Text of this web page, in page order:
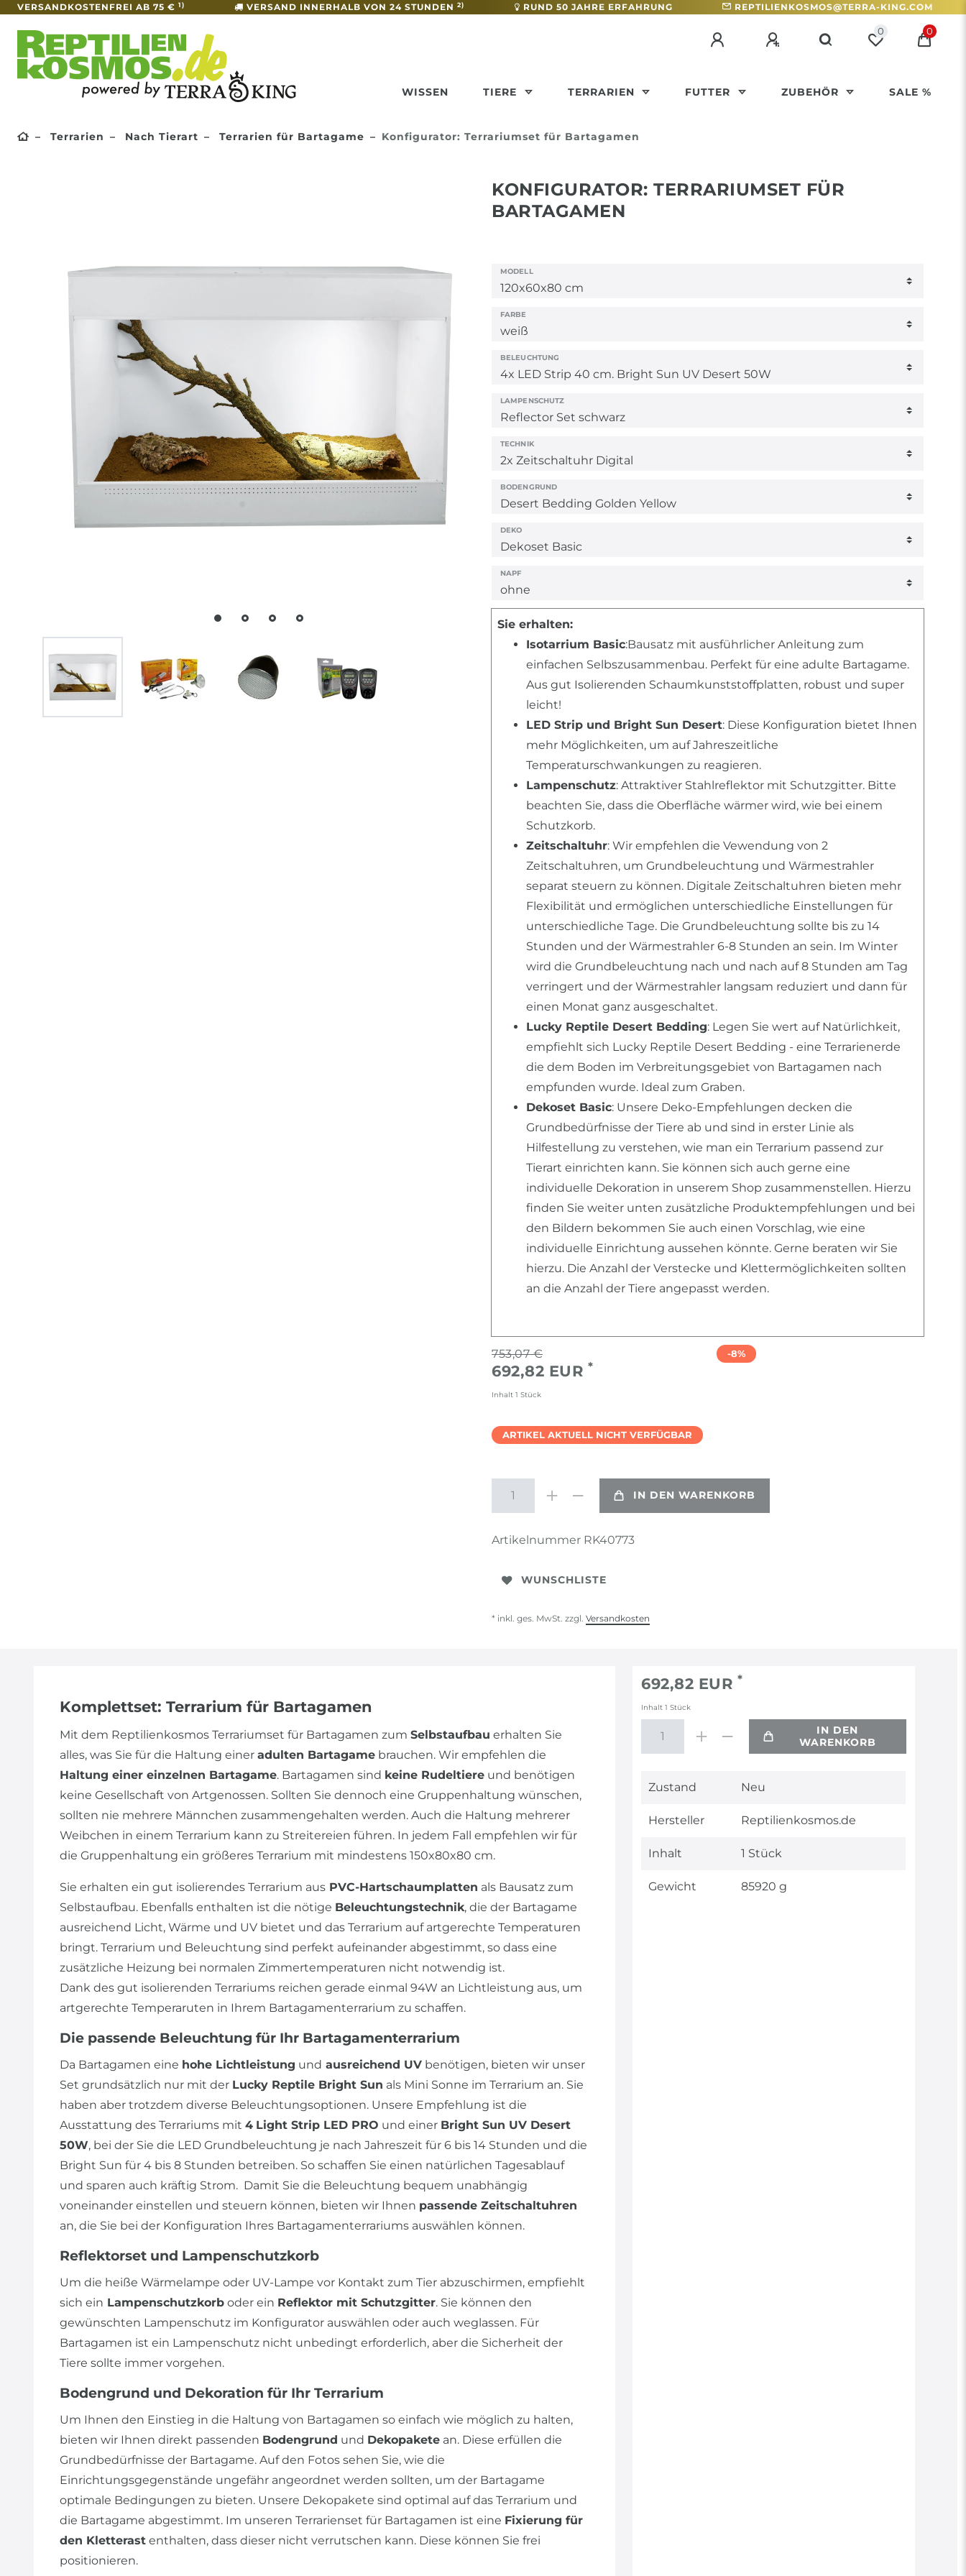
VERSANDKOSTENFREI AB 75 € 1) VERSAND INNERHALB VON 24 STUNDEN 2) RUND 50 JAHRE ERFAHRUNG REPTILIENKOSMOS@TERRA-KING.COM
0 0
WISSEN TIERE TERRARIEN FUTTER ZUBEHÖR SALE %
Terrarien Nach Tierart Terrarien für Bartagame Konfigurator: Terrariumset für Bartagamen
KONFIGURATOR: TERRARIUMSET FÜR
BARTAGAMEN
MODELL
FARBE
BELEUCHTUNG
LAMPENSCHUTZ
TECHNIK
BODENGRUND
DEKO
NAPF
Sie erhalten:
Isotarrium Basic:Bausatz mit ausführlicher Anleitung zum
einfachen Selbszusammenbau. Perfekt für eine adulte Bartagame.
Aus gut Isolierenden Schaumkunststoffplatten, robust und super
leicht!
LED Strip und Bright Sun Desert: Diese Konfiguration bietet Ihnen
mehr Möglichkeiten, um auf Jahreszeitliche
Temperaturschwankungen zu reagieren.
Lampenschutz: Attraktiver Stahlreflektor mit Schutzgitter. Bitte
beachten Sie, dass die Oberfläche wärmer wird, wie bei einem
Schutzkorb.
Zeitschaltuhr: Wir empfehlen die Vewendung von 2
Zeitschaltuhren, um Grundbeleuchtung und Wärmestrahler
separat steuern zu können. Digitale Zeitschaltuhren bieten mehr
Flexibilität und ermöglichen unterschiedliche Einstellungen für
unterschiedliche Tage. Die Grundbeleuchtung sollte bis zu 14
Stunden und der Wärmestrahler 6-8 Stunden an sein. Im Winter
wird die Grundbeleuchtung nach und nach auf 8 Stunden am Tag
verringert und der Wärmestrahler langsam reduziert und dann für
einen Monat ganz ausgeschaltet.
Lucky Reptile Desert Bedding: Legen Sie wert auf Natürlichkeit,
empfiehlt sich Lucky Reptile Desert Bedding - eine Terrarienerde
die dem Boden im Verbreitungsgebiet von Bartagamen nach
empfunden wurde. Ideal zum Graben.
Dekoset Basic: Unsere Deko-Empfehlungen decken die
Grundbedürfnisse der Tiere ab und sind in erster Linie als
Hilfestellung zu verstehen, wie man ein Terrarium passend zur
Tierart einrichten kann. Sie können sich auch gerne eine
individuelle Dekoration in unserem Shop zusammenstellen. Hierzu
finden Sie weiter unten zusätzliche Produktempfehlungen und bei
den Bildern bekommen Sie auch einen Vorschlag, wie eine
individuelle Einrichtung aussehen könnte. Gerne beraten wir Sie
hierzu. Die Anzahl der Verstecke und Klettermöglichkeiten sollten
an die Anzahl der Tiere angepasst werden.
753,07 €
692,82 EUR *
Inhalt 1 Stück
-8%
ARTIKEL AKTUELL NICHT VERFÜGBAR
IN DEN WARENKORB
Artikelnummer RK40773
WUNSCHLISTE
* inkl. ges. MwSt. zzgl. Versandkosten
Komplettset: Terrarium für Bartagamen
Mit dem Reptilienkosmos Terrariumset für Bartagamen zum Selbstaufbau erhalten Sie
alles, was Sie für die Haltung einer adulten Bartagame brauchen. Wir empfehlen die
Haltung einer einzelnen Bartagame. Bartagamen sind keine Rudeltiere und benötigen
keine Gesellschaft von Artgenossen. Sollten Sie dennoch eine Gruppenhaltung wünschen,
sollten nie mehrere Männchen zusammengehalten werden. Auch die Haltung mehrerer
Weibchen in einem Terrarium kann zu Streitereien führen. In jedem Fall empfehlen wir für
die Gruppenhaltung ein größeres Terrarium mit mindestens 150x80x80 cm.
Sie erhalten ein gut isolierendes Terrarium aus PVC-Hartschaumplatten als Bausatz zum
Selbstaufbau. Ebenfalls enthalten ist die nötige Beleuchtungstechnik, die der Bartagame
ausreichend Licht, Wärme und UV bietet und das Terrarium auf artgerechte Temperaturen
bringt. Terrarium und Beleuchtung sind perfekt aufeinander abgestimmt, so dass eine
zusätzliche Heizung bei normalen Zimmertemperaturen nicht notwendig ist.
Dank des gut isolierenden Terrariums reichen gerade einmal 94W an Lichtleistung aus, um
artgerechte Temperaruten in Ihrem Bartagamenterrarium zu schaffen.
Die passende Beleuchtung für Ihr Bartagamenterrarium
Da Bartagamen eine hohe Lichtleistung und ausreichend UV benötigen, bieten wir unser
Set grundsätzlich nur mit der Lucky Reptile Bright Sun als Mini Sonne im Terrarium an. Sie
haben aber trotzdem diverse Beleuchtungsoptionen. Unsere Empfehlung ist die
Ausstattung des Terrariums mit 4 Light Strip LED PRO und einer Bright Sun UV Desert
50W, bei der Sie die LED Grundbeleuchtung je nach Jahreszeit für 6 bis 14 Stunden und die
Bright Sun für 4 bis 8 Stunden betreiben. So schaffen Sie einen natürlichen Tagesablauf
und sparen auch kräftig Strom. Damit Sie die Beleuchtung bequem unabhängig
voneinander einstellen und steuern können, bieten wir Ihnen passende Zeitschaltuhren
an, die Sie bei der Konfiguration Ihres Bartagamenterrariums auswählen können.
Reflektorset und Lampenschutzkorb
Um die heiße Wärmelampe oder UV-Lampe vor Kontakt zum Tier abzuschirmen, empfiehlt
sich ein Lampenschutzkorb oder ein Reflektor mit Schutzgitter. Sie können den
gewünschten Lampenschutz im Konfigurator auswählen oder auch weglassen. Für
Bartagamen ist ein Lampenschutz nicht unbedingt erforderlich, aber die Sicherheit der
Tiere sollte immer vorgehen.
Bodengrund und Dekoration für Ihr Terrarium
Um Ihnen den Einstieg in die Haltung von Bartagamen so einfach wie möglich zu halten,
bieten wir Ihnen direkt passenden Bodengrund und Dekopakete an. Diese erfüllen die
Grundbedürfnisse der Bartagame. Auf den Fotos sehen Sie, wie die
Einrichtungsgegenstände ungefähr angeordnet werden sollten, um der Bartagame
optimale Bedingungen zu bieten. Unsere Dekopakete sind optimal auf das Terrarium und
die Bartagame abgestimmt. Im unseren Terrarienset für Bartagamen ist eine Fixierung für
den Kletterast enthalten, dass dieser nicht verrutschen kann. Diese können Sie frei
positionieren.
692,82 EUR *
Inhalt1Stück
IN DEN
WARENKORB
Technisches
Wert
Zustand Neu
Hersteller Reptilienkosmos.de
Inhalt 1 Stück
Gewicht 85920 g